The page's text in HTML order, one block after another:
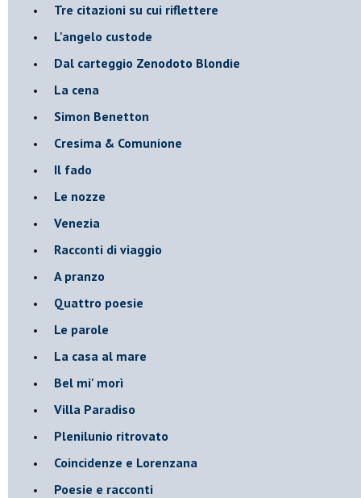
Tre citazioni su cui riflettere
L'angelo custode
Dal carteggio Zenodoto Blondie
La cena
Simon Benetton
Cresima & Comunione
Il fado
Le nozze
Venezia
Racconti di viaggio
A pranzo
Quattro poesie
Le parole
La casa al mare
Bel mi' morì
Villa Paradiso
Plenilunio ritrovato
Coincidenze e Lorenzana
Poesie e racconti